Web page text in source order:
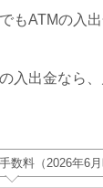
もATMの入
入出金なら
数料（2026年6月